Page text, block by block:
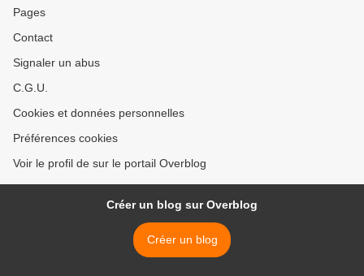
Pages
Contact
Signaler un abus
C.G.U.
Cookies et données personnelles
Préférences cookies
Voir le profil de sur le portail Overblog
Créer un blog sur Overblog
Créer un blog